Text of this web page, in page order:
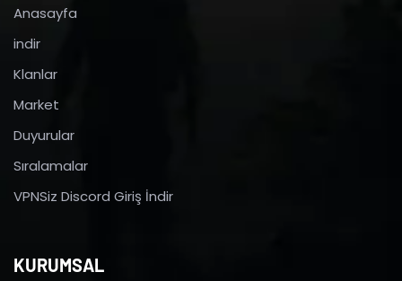
Anasayfa
indir
Klanlar
Market
Duyurular
Sıralamalar
VPNSiz Discord Giriş İndir
KURUMSAL